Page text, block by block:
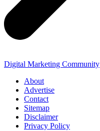
Digital Marketing Community
About
Advertise
Contact
Sitemap
Disclaimer
Privacy Policy